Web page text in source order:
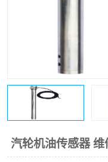
汽轮机油传感器
油量传感器
温度变送器
流量仪表